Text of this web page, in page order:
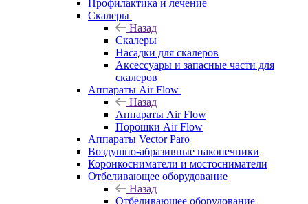
Профилактика и лечение
Скалеры
Назад
Скалеры
Насадки для скалеров
Аксессуары и запасные части для
скалеров
Аппараты Air Flow
Назад
Аппараты Air Flow
Порошки Air Flow
Аппараты Vector Paro
Воздушно-абразивные наконечники
Коронкосниматели и мостосниматели
Отбеливающее оборудование
Назад
Отбеливающее оборудование